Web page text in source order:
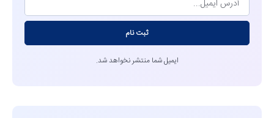
ثبت نام
ایمیل شما منتشر نخواهد شد.